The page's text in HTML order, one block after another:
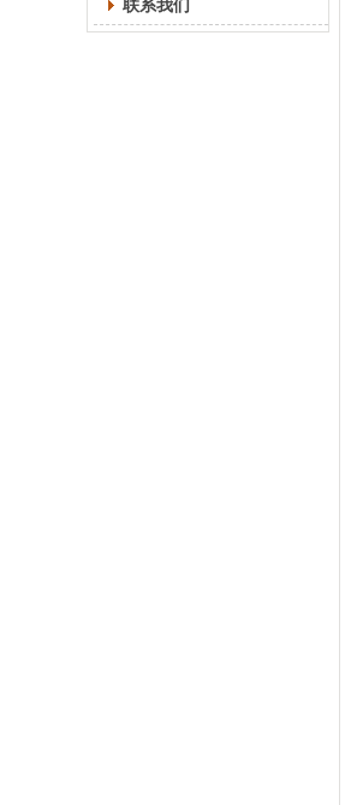
联系我们